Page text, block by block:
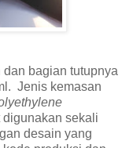
bagian tutupnya
Jenis kemasan
sekali
desain yang